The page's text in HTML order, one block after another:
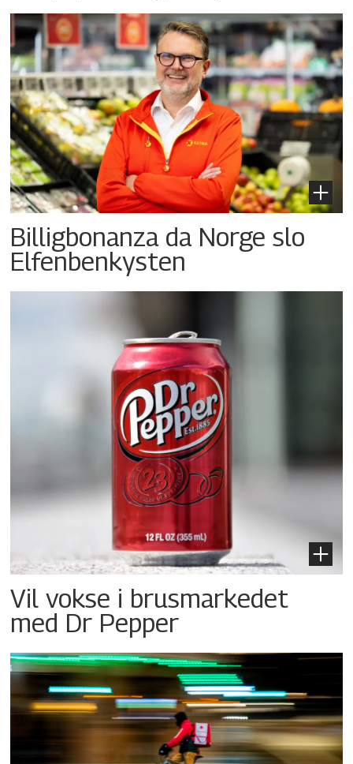
Billigbonanza da Norge slo
Elfenbenkysten
Vil vokse i brusmarkedet
med Dr Pepper